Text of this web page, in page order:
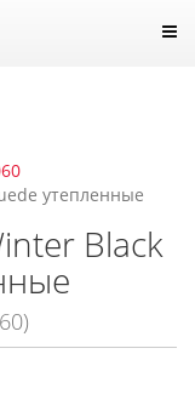
утепленные
Black